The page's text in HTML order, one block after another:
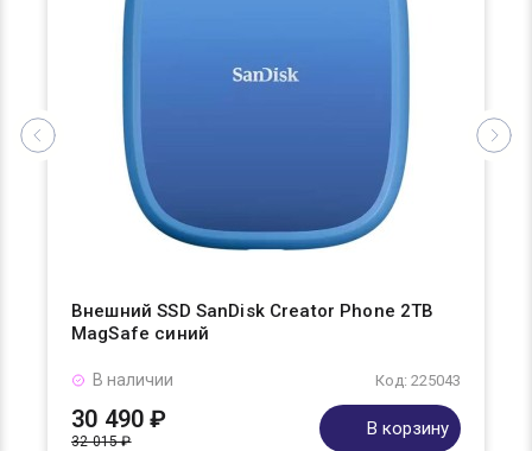
Внешний SSD SanDisk Creator Phone 2TB
MagSafe синий
Код: 225043
В наличии
30 490 ₽
32 015 ₽
В корзину